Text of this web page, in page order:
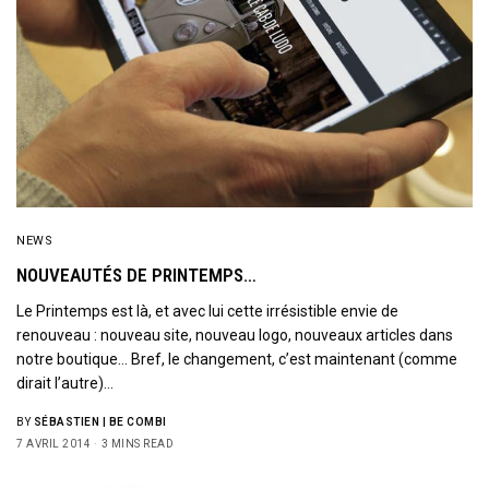
NEWS
NOUVEAUTÉS DE PRINTEMPS…
Le Printemps est là, et avec lui cette irrésistible envie de
renouveau : nouveau site, nouveau logo, nouveaux articles dans
notre boutique… Bref, le changement, c’est maintenant (comme
dirait l’autre)…
BY SÉBASTIEN | BE COMBI
7 AVRIL 2014
3 MINS READ